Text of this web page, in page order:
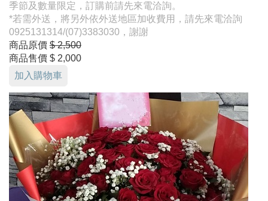
季節及數量限定，訂購前請先來電洽詢。
*若需外送，將另外依外送地區加收費用，請先來電洽詢
0925131314/(07)3383030，謝謝
商品原價 $ 2,500
商品售價 $ 2,000
加入購物車